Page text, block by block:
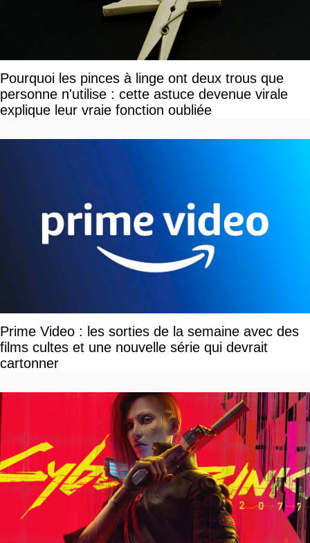
Pourquoi les pinces à linge ont deux trous que
personne n'utilise : cette astuce devenue virale
explique leur vraie fonction oubliée
Prime Video : les sorties de la semaine avec des
films cultes et une nouvelle série qui devrait
cartonner